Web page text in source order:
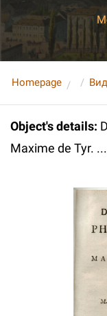
Homepage
Object's details:
Maxime de Tyr. ...